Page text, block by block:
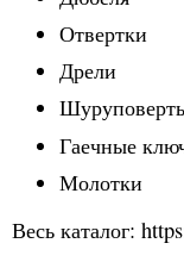
Отвертки
Дрели
Гаечные
Молотки
Весь каталог: